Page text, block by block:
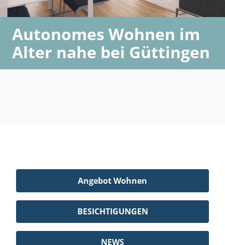
Autonomes Wohnen im
Alter nahe bei Güttingen
Angebot Wohnen
BESICHTIGUNGEN
NEWS